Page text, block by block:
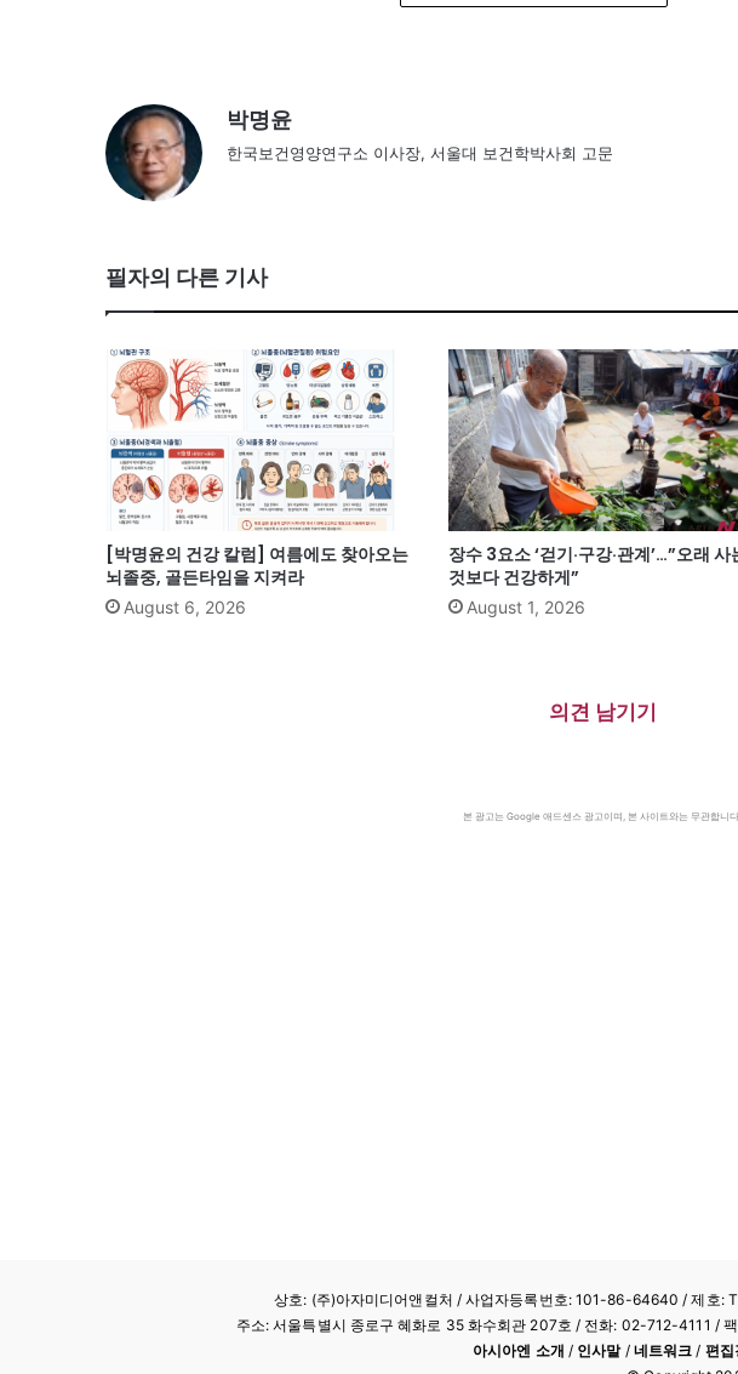
박명윤
한국보건영양연구소 이사장, 서울대 보건학박사회 고문
필자의 다른 기사
[박명윤의 건강 칼럼] 여름에도 찾아오는
뇌졸중, 골든타임을 지켜라
August 6, 2026
장수 3요소 ‘걷기·구강·관계’…”오래 사
것보다 건강하게”
August 1, 2026
의견 남기기
본 광고는 Google 애드센스 광고이며, 본 사이트와는 무관합니다.
상호: (주)아자미디어앤컬처 /사업자등록번호: 101-86-64640 / 제호:
주소: 서울특별시 종로구 혜화로 35 화수회관 207호 / 전화: 02-712-4111 /
아시아엔 소개 / 인사말/ 네트워크 / 편집